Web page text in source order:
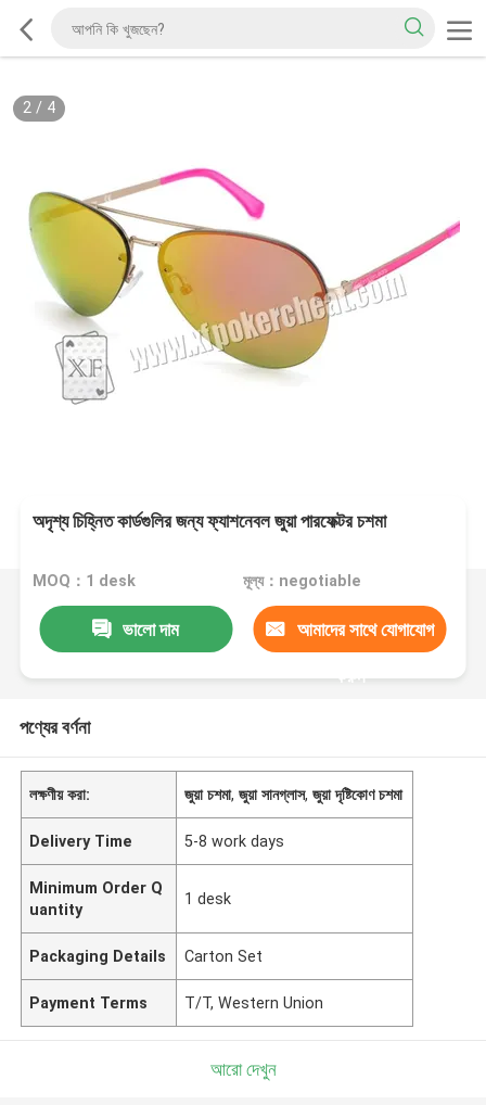
2/ 4
অদৃশ্য চিহ্নিত কার্ডগুলির জন্য ফ্যাশনেবল জুয়া পারফেক্টর চশমা
MOQ：1 desk মূল্য：negotiable
ভালো দাম আমাদের সাথে যোগাযোগ
করুন
পণ্যের বর্ণনা
লক্ষণীয় করা: জুয়া চশমা,জুয়া সানগ্লাস,জুয়া দৃষ্টিকোণ চশমা
Delivery Time 5-8 work days
Minimum Order Q
uantity
1 desk
Packaging Details Carton Set
Payment Terms T/T, Western Union
আরো দেখুন